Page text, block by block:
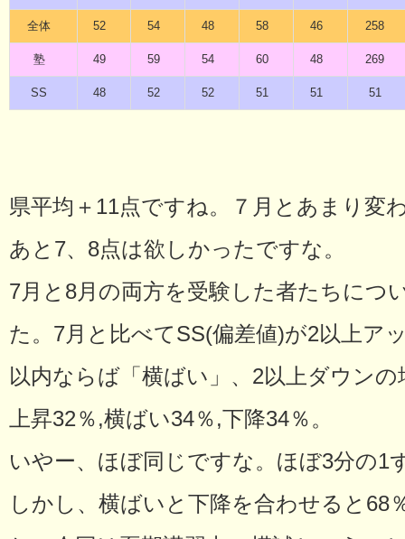
全体 52 54 48 58 46 258
塾 49 59 54 60 48 269
SS 48 52 52 51 51 51
県平均＋11点ですね。７月とあまり変
あと7、8点は欲しかったですな。
7月と8月の両方を受験した者たちにつ
た。7月と比べてSS(偏差値)が2以上ア
以内ならば「横ばい」、2以上ダウン
上昇32％,横ばい34％,下降34％。
いやー、ほぼ同じですな。ほぼ3分の1
しかし、横ばいと下降を合わせると68